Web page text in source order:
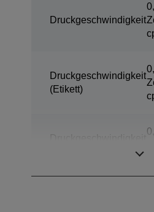
Druckgeschwindigkeit
Druckgeschwindigkeit
(Etikett)